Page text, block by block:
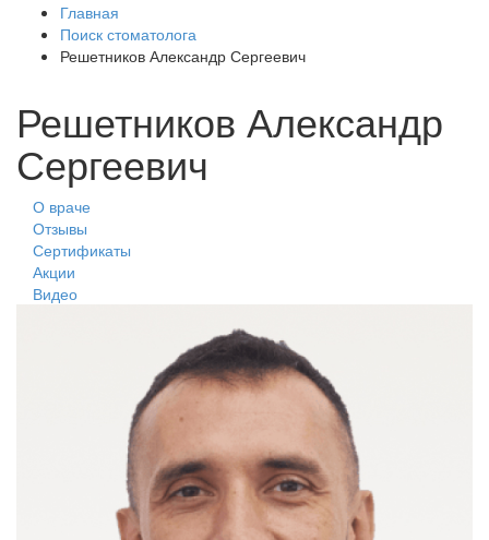
Главная
Поиск стоматолога
Решетников Александр Сергеевич
Решетников Александр
Сергеевич
О враче
Отзывы
Сертификаты
Акции
Видео